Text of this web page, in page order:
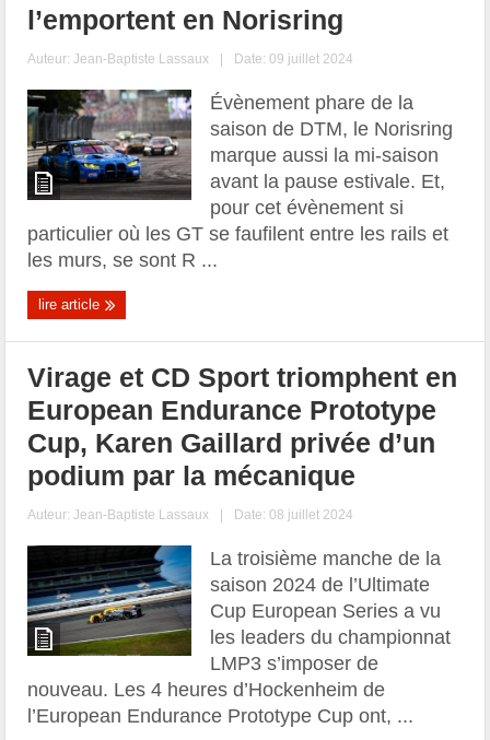
l’emportent en Norisring
Auteur:Jean-Baptiste Lassaux | Date: 09 juillet 2024
Évènement phare de la
saison de DTM, le Norisring
marque aussi la mi-saison
avant la pause estivale. Et,
pour cet évènement si
particulier où les GT se faufilent entre les rails et
les murs, se sont R ...
lire article
Virage et CD Sport triomphent en
European Endurance Prototype
Cup, Karen Gaillard privée d’un
podium par la mécanique
Auteur:Jean-Baptiste Lassaux | Date: 08 juillet 2024
La troisième manche de la
saison 2024 de l’Ultimate
Cup European Series a vu
les leaders du championnat
LMP3 s’imposer de
nouveau. Les 4 heures d’Hockenheim de
l’European Endurance Prototype Cup ont, ...